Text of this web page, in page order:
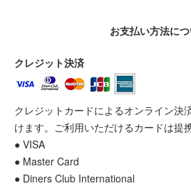
お支払い方法に
クレジット決済
クレジットカードによるオンライン決
けます。ご利用いただけるカードは提
● VISA
● Master Card
● Diners Club International